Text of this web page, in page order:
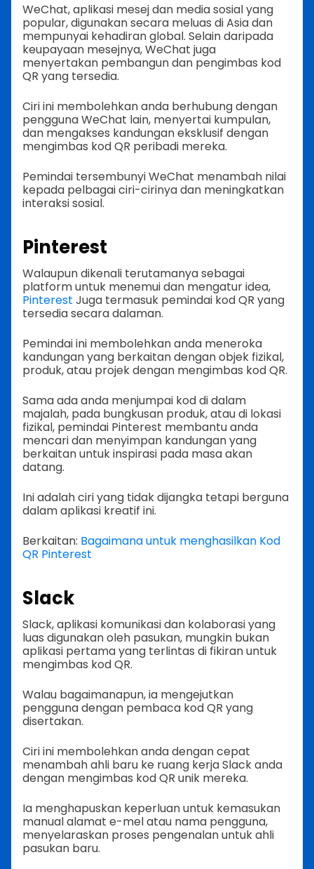
WeChat, aplikasi mesej dan media sosial yang
popular, digunakan secara meluas di Asia dan
mempunyai kehadiran global. Selain daripada
keupayaan mesejnya, WeChat juga
menyertakan pembangun dan pengimbas kod
QR yang tersedia.
Ciri ini membolehkan anda berhubung dengan
pengguna WeChat lain, menyertai kumpulan,
dan mengakses kandungan eksklusif dengan
mengimbas kod QR peribadi mereka.
Pemindai tersembunyi WeChat menambah nilai
kepada pelbagai ciri-cirinya dan meningkatkan
interaksi sosial.
Pinterest
Walaupun dikenali terutamanya sebagai
platform untuk menemui dan mengatur idea,
Pinterest Juga termasuk pemindai kod QR yang
tersedia secara dalaman.
Pemindai ini membolehkan anda meneroka
kandungan yang berkaitan dengan objek fizikal,
produk, atau projek dengan mengimbas kod QR.
Sama ada anda menjumpai kod di dalam
majalah, pada bungkusan produk, atau di lokasi
fizikal, pemindai Pinterest membantu anda
mencari dan menyimpan kandungan yang
berkaitan untuk inspirasi pada masa akan
datang.
Ini adalah ciri yang tidak dijangka tetapi berguna
dalam aplikasi kreatif ini.
Berkaitan: Bagaimana untuk menghasilkan Kod
QR Pinterest
Slack
Slack, aplikasi komunikasi dan kolaborasi yang
luas digunakan oleh pasukan, mungkin bukan
aplikasi pertama yang terlintas di fikiran untuk
mengimbas kod QR.
Walau bagaimanapun, ia mengejutkan
pengguna dengan pembaca kod QR yang
disertakan.
Ciri ini membolehkan anda dengan cepat
menambah ahli baru ke ruang kerja Slack anda
dengan mengimbas kod QR unik mereka.
Ia menghapuskan keperluan untuk kemasukan
manual alamat e-mel atau nama pengguna,
menyelaraskan proses pengenalan untuk ahli
pasukan baru.